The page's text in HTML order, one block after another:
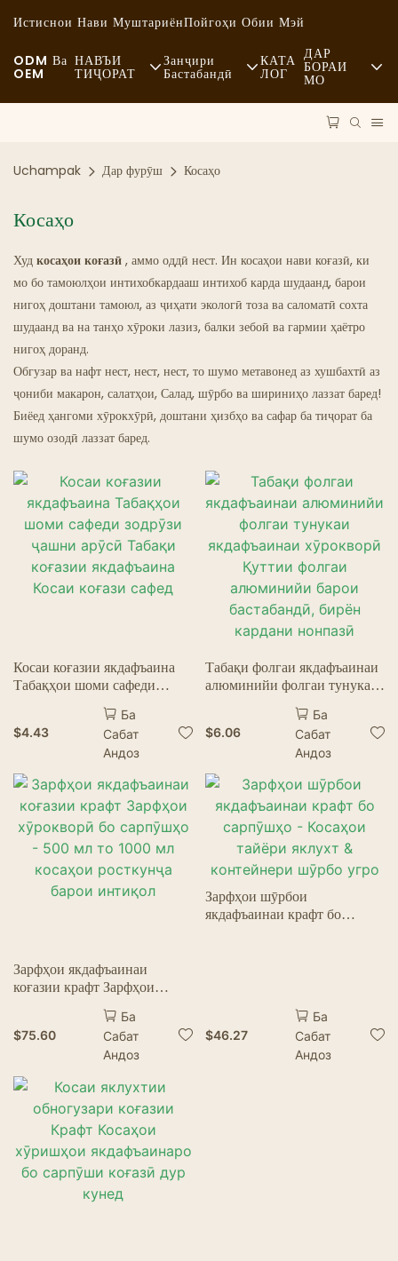
Истиснои Нави МуштариёнПойгоҳи Обии Мэй
ODM Ва
OEM
НАВЪИ
ТИҶОРАТ
Қаҳвахонаҳо Ва Қаҳвахонаҳо
Мошинҳои Боркаши Хӯрокворӣ
Нонвойхона
Қошуқи Равғанӣ
Ресторанҳои Арвоҳӣ
Занҷири
Бастабандӣ
КАТА
ЛОГ
ДАР
БОРАИ
МО
Хабарҳо
Блог
Uchampak Дар фурӯш Косаҳо
Косаҳо
Худ косаҳои коғазӣ , аммо оддӣ нест. Ин косаҳои нави коғазӣ, ки
мо бо тамоюлҳои интихобкардааш интихоб карда шудаанд, барои
нигоҳ доштани тамоюл, аз ҷиҳати экологӣ тоза ва саломатӣ сохта
шудаанд ва на танҳо хӯроки лазиз, балки зебоӣ ва гармии ҳаётро
нигоҳ доранд.
Обгузар ва нафт нест, нест, нест, то шумо метавонед аз хушбахтӣ аз
ҷониби макарон, салатҳои, Салад, шӯрбо ва шириниҳо лаззат баред!
Биёед ҳангоми хӯрокхӯрӣ, доштани ҳизбҳо ва сафар ба тиҷорат ба
шумо озодӣ лаззат баред.
Косаи коғазии якдафъаина
Табақҳои шоми сафеди
зодрӯзи ҷашни арӯсӣ Табақи
коғазии якдафъаина Косаи
коғази сафед
$4.43
Ба
Сабат
Андоз
Табақи фолгаи якдафъаинаи
алюминийи фолгаи тунукаи
якдафъаинаи хӯрокворӣ
Қуттии фолгаи алюминийи
барои бастабандӣ, бирён
кардани нонпазӣ
$6.06
Ба
Сабат
Андоз
Зарфҳои якдафъаинаи
коғазии крафт Зарфҳои
хӯрокворӣ бо сарпӯшҳо -
500 мл то 1000 мл косаҳои
росткунҷа барои интиқол
$75.60
Ба
Сабат
Андоз
Зарфҳои шӯрбои
якдафъаинаи крафт бо
$46.27
Ба
Сабат
Андоз